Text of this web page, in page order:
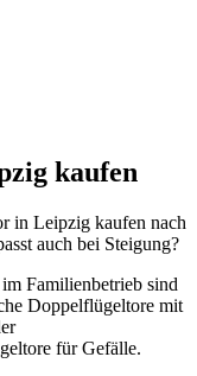
kaufen
in Leipzig kaufen nach
auch bei Steigung?
Familienbetrieb sind
Doppelflügeltore mit
für Gefälle.